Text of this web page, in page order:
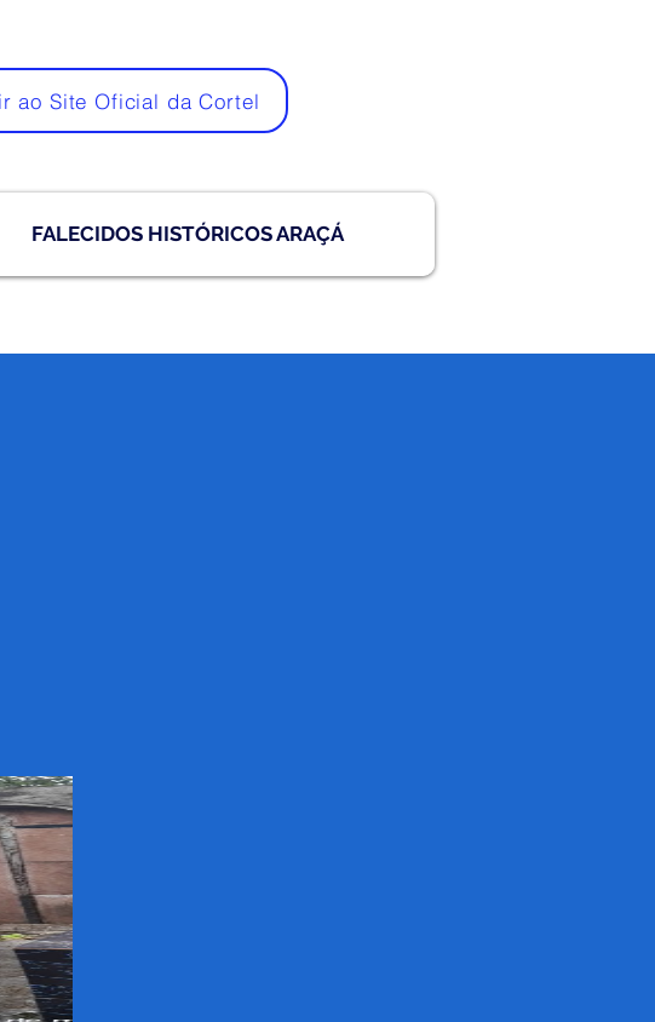
ao Site Oficial da Cortel
FALECIDOS HISTÓRICOS ARAÇÁ